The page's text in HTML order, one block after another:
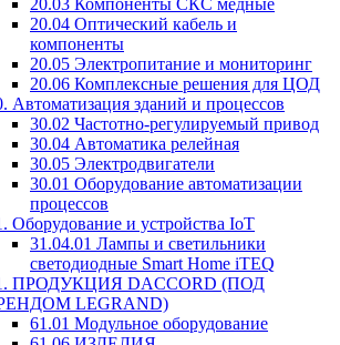
20.04 Оптический кабель и
компоненты
20.05 Электропитание и мониторинг
20.06 Комплексные решения для ЦОД
Автоматизация зданий и процессов
30.02 Частотно-регулируемый привод
30.04 Автоматика релейная
30.05 Электродвигатели
30.01 Оборудование автоматизации
процессов
Оборудование и устройства IoT
31.04.01 Лампы и светильники
светодиодные Smart Home iTEQ
ПРОДУКЦИЯ DACCORD (ПОД
LEGRAND)
61.01 Модульное оборудование